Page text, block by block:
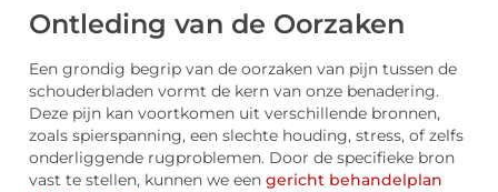
Ontleding van de Oorzaken
Een grondig begrip van de oorzaken van pijn tussen de
schouderbladen vormt de kern van onze benadering.
Deze pijn kan voortkomen uit verschillende bronnen,
zoals spierspanning, een slechte houding, stress, of zelfs
onderliggende rugproblemen. Door de specifieke bron
vast te stellen, kunnen we een gericht behandelplan